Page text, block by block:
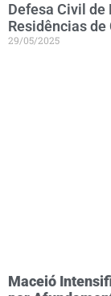
Defesa Civil
Residências de
29/05/2025
Maceió